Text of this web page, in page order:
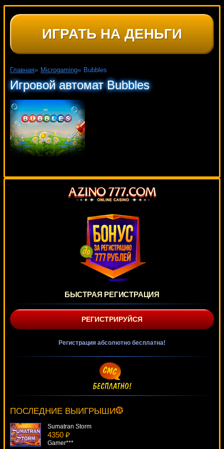
ИГРАТЬ НА ДЕНЬГИ
Главная» Microgaming» Bubbles
Игровой автомат Bubbles
БЫСТРАЯ РЕГИСТРАЦИЯ
РЕГИСТРИРУЙСЯ
Регистрация абсолютно бесплатна!
ПОСЛЕДНИЕ ВЫИГРЫШИ
drink***
Sumatran Storm
4350 ₽
Gamer***